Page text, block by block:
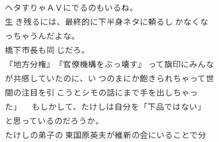
ヘタすりゃＡＶにでるのもいるね。
生 き残るには、最終的に下半身ネタに頼るし かなくな
っちゃうんだよな。
橋下市長も同 じだろ。
『地方分権』『官僚機構をぶっ壊す』 って旗印にみんな
が共感していたのに、い つのまにか飽きられちゃって世
間の注目を引 こうとシモの話にまで手を出しちゃっ
た」 もしかして、たけしは自分を「下品ではない」
と思っているのだろうか。
たけしの弟子の 東国原英夫が維新の会にいることで分